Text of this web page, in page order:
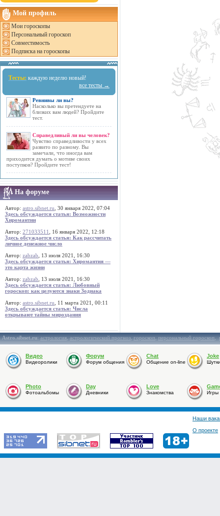
Мой профиль
Мои гороскопы
Персональный гороскоп
Совместимость
Подписка на гороскопы
Тесты: каждую неделю новый!
все тесты →
Ревнивы ли вы?
Насколько вы претендуете на
близких вам людей? Пройдите
тест.
Справедливый ли вы человек?
Чувство справедливости у всех
развито по разному. Вы
замечали, что иногда вам
приходится думать о мотиве своих
поступков? Пройдите тест!
На форуме
Автор: astro.sibnet.ru , 30 января 2022, 07:04
Здесь обсуждается статья: Возможности
Хиромантии
Автор: 271033511
, 16 января 2022, 12:18
Здесь обсуждается статья: Как рассчитать
личное денежное число
Автор: zabzab , 13 июля 2021, 16:30
Здесь обсуждается статья: Хиромантия —
это карта жизни
Автор: zabzab , 13 июля 2021, 16:30
Здесь обсуждается статья: Любовный
гороскоп: как целуются знаки Зодиака
Автор: astro.sibnet.ru , 11 марта 2021, 00:11
Здесь обсуждается статья: Числа
открывают тайны мироздания
Astro.sibnet.ru:астрология,астрологический прогноз,гороскоп,персональный гороскоп,
Видео
Видеоролики
Форум
Форум общения
Chat
Общение on-line
Joke
Photo
Фотоальбомы
Day
Дневники
Love
Знакомства Игры
Наши
О проекте